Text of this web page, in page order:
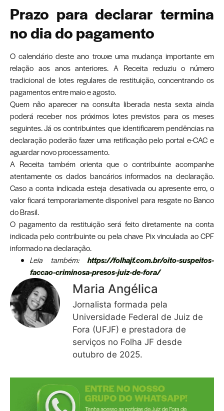
Prazo para declarar termina
no dia do pagamento
O calendário deste ano trouxe uma mudança importante em
relação aos anos anteriores. A Receita reduziu o número
tradicional de lotes regulares de restituição, concentrando os
pagamentos entre maio e agosto.
Quem não aparecer na consulta liberada nesta sexta ainda
poderá receber nos próximos lotes previstos para os meses
seguintes. Já os contribuintes que identificarem pendências na
declaração poderão fazer uma retificação pelo portal e-CAC e
aguardar novo processamento.
A Receita também orienta que o contribuinte acompanhe
atentamente os dados bancários informados na declaração.
Caso a conta indicada esteja desativada ou apresente erro, o
valor ficará temporariamente disponível para resgate no Banco
do Brasil.
O pagamento da restituição será feito diretamente na conta
indicada pelo contribuinte ou pela chave Pix vinculada ao CPF
informado na declaração.
Leia também:https://folhajf.com.br/oito-suspeitos-
faccao-criminosa-presos-juiz-de-fora/
Maria Angélica
Jornalista formada pela
Universidade Federal de Juiz de
Fora (UFJF) e prestadora de
serviços no Folha JF desde
outubro de 2025.